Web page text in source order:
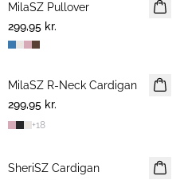
NYHED
2 FOR 500 DKK
MilaSZ Pullover
299,95 kr.
NYHED
2 FOR 500 DKK
MilaSZ R-Neck Cardigan
299,95 kr.
+18
NYHED
SheriSZ Cardigan